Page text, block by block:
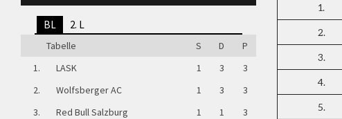
1.
2.
3.
4.
5.
BL 2. L
Tabelle S D
P
1.
LASK 1 3
3
2.
Wolfsberger AC 1 3
3
3.
Red Bull Salzburg 1 1
3